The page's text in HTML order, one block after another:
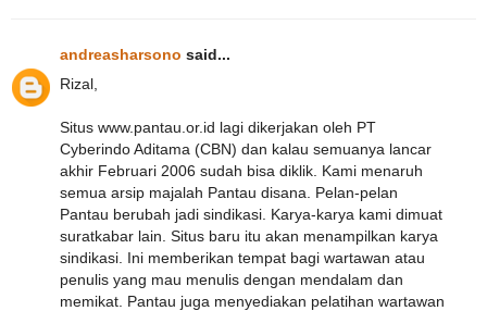
andreasharsono said...
Rizal,
Situs www.pantau.or.id lagi dikerjakan oleh PT
Cyberindo Aditama (CBN) dan kalau semuanya lancar
akhir Februari 2006 sudah bisa diklik. Kami menaruh
semua arsip majalah Pantau disana. Pelan-pelan
Pantau berubah jadi sindikasi. Karya-karya kami dimuat
suratkabar lain. Situs baru itu akan menampilkan karya
sindikasi. Ini memberikan tempat bagi wartawan atau
penulis yang mau menulis dengan mendalam dan
memikat. Pantau juga menyediakan pelatihan wartawan